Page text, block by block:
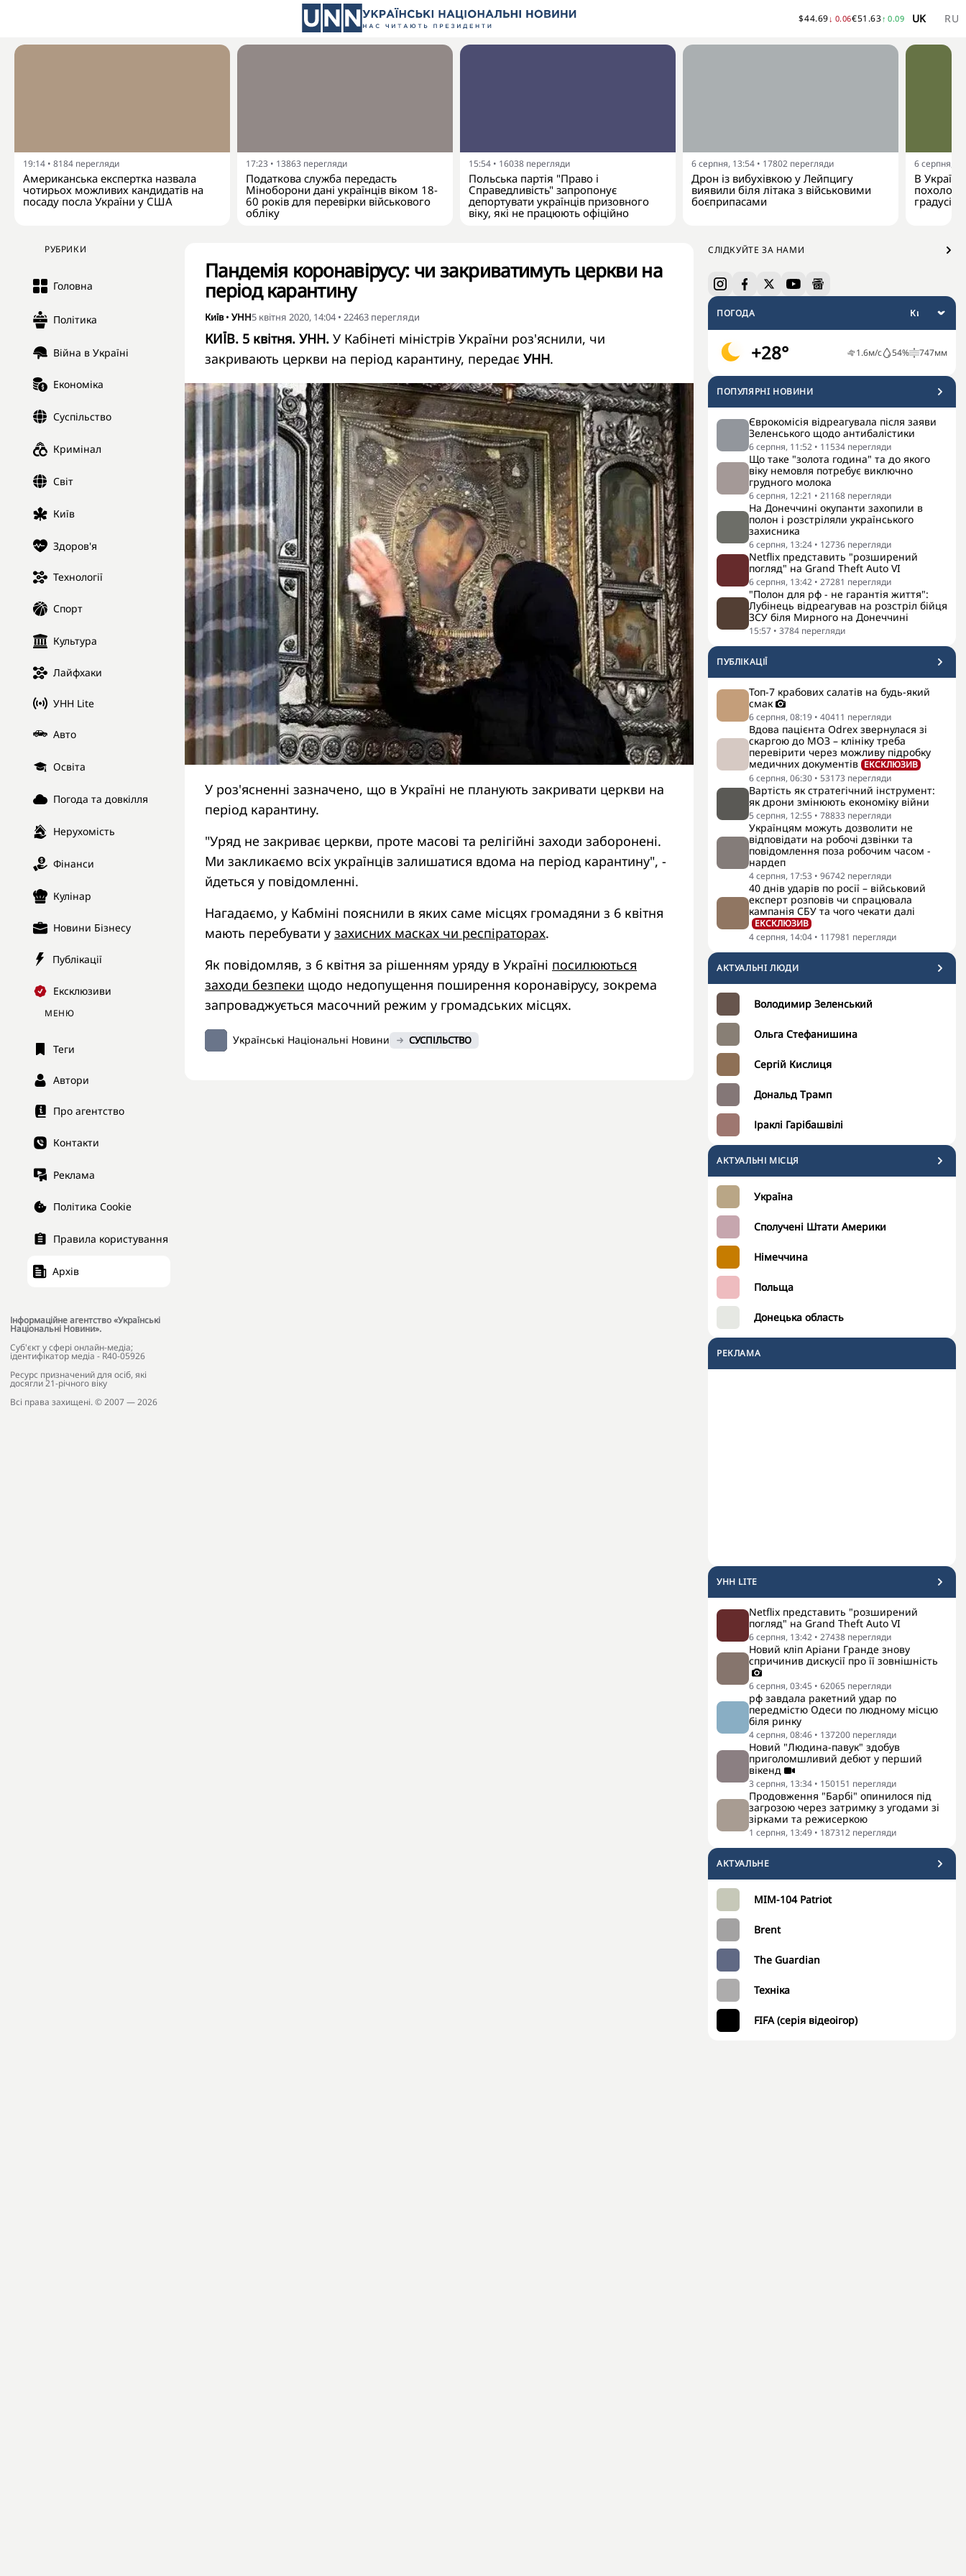
$44.69↓ 0.06€51.63↑ 0.09 UK RU
19:14 • 8184 перегляди
Американська експертка назвала
чотирьох можливих кандидатів на
посаду посла України у США
17:23 • 13863 перегляди
Податкова служба передасть
Міноборони дані українців віком 18-
60 років для перевірки військового
обліку
15:54 • 16038 перегляди
Польська партія "Право і
Справедливість" запропонує
депортувати українців призовного
віку, які не працюють офіційно
6 серпня, 13:54 • 17802 перегляди
Дрон із вибухівкою у Лейпцигу
виявили біля літака з військовими
боєприпасами
6 серпня,
В
градусів
РУБРИКИ
Головна
Політика
Війна в Україні
Економіка
Суспільство
Кримінал
Світ
Київ
Здоров'я
Технології
Спорт
Культура
Лайфхаки
УНН Lite
Авто
Освіта
Погода та довкілля
Нерухомість
Фінанси
Кулінар
Новини Бізнесу
Публікації
Ексклюзиви
МЕНЮ
Теги
Автори
Про агентство
Контакти
Реклама
Політика Cookie
Правила користування
Архів
Інформаційне агентство «Українські
Національні Новини».
Cуб'єкт у сфері онлайн-медіа;
ідентифікатор медіа - R40-05926
Ресурс призначений для осіб, які
досягли 21-річного віку
Всі права захищені. © 2007 — 2026
СЛІДКУЙТЕ ЗА НАМИ
ПОГОДА
+28° 1.6м/с 54% 747мм
ПОПУЛЯРНI НОВИНИ
Єврокомісія відреагувала після заяви
Зеленського щодо антибалістики
6 серпня, 11:52 • 11534 перегляди
Що таке "золота година" та до якого
віку немовля потребує виключно
грудного молока
6 серпня, 12:21 • 21168 перегляди
На Донеччині окупанти захопили в
полон і розстріляли українського
захисника
6 серпня, 13:24 • 12736 перегляди
Netflix представить "розширений
погляд" на Grand Theft Auto VI
6 серпня, 13:42 • 27281 перегляди
"Полон для рф - не гарантія життя":
Лубінець відреагував на розстріл бійця
ЗСУ біля Мирного на Донеччині
15:57 • 3784 перегляди
ПУБЛІКАЦІЇ
Топ-7 крабових салатів на будь-який
смак
6 серпня, 08:19 • 40411 перегляди
Вдова пацієнта Odrex звернулася зі
скаргою до МОЗ – клініку треба
перевірити через можливу підробку
медичних документів ЕКСКЛЮЗИВ
6 серпня, 06:30 • 53173 перегляди
Вартість як стратегічний інструмент:
як дрони змінюють економіку війни
5 серпня, 12:55 • 78833 перегляди
Українцям можуть дозволити не
відповідати на робочі дзвінки та
повідомлення поза робочим часом -
нардеп
4 серпня, 17:53 • 96742 перегляди
40 днів ударів по росії – військовий
експерт розповів чи спрацювала
кампанія СБУ та чого чекати далі
ЕКСКЛЮЗИВ
4 серпня, 14:04 • 117981 перегляди
АКТУАЛЬНI ЛЮДИ
Володимир Зеленський
Ольга Стефанишина
Сергій Кислиця
Дональд Трамп
Іраклі Гарібашвілі
АКТУАЛЬНІ МІСЦЯ
Україна
Сполучені Штати Америки
Німеччина
Польща
Донецька область
РЕКЛАМА
УНН LITE
Netflix представить "розширений
погляд" на Grand Theft Auto VI
6 серпня, 13:42 • 27438 перегляди
Новий кліп Аріани Гранде знову
спричинив дискусії про її зовнішність
6 серпня, 03:45 • 62065 перегляди
рф завдала ракетний удар по
передмістю Одеси по людному місцю
біля ринку
4 серпня, 08:46 • 137200 перегляди
Новий "Людина-павук" здобув
приголомшливий дебют у перший
вікенд
3 серпня, 13:34 • 150151 перегляди
Продовження "Барбі" опинилося під
загрозою через затримку з угодами зі
зірками та режисеркою
1 серпня, 13:49 • 187312 перегляди
АКТУАЛЬНЕ
MIM-104 Patriot
Brent
The Guardian
Техніка
FIFA (серія відеоігор)
Пандемія коронавірусу: чи закриватимуть церкви на
період карантину
Київ• УНН5 квітня 2020, 14:04• 22463 перегляди
КИЇВ. 5 квітня. УНН. У Кабінеті міністрів України роз'яснили, чи
закривають церкви на період карантину, передає УНН.
У роз'ясненні зазначено, що в Україні не планують закривати церкви на
період карантину.
"Уряд не закриває церкви, проте масові та релігійні заходи заборонені.
Ми закликаємо всіх українців залишатися вдома на період карантину", -
йдеться у повідомленні.
Нагадаємо, у Кабміні пояснили в яких саме місцях громадяни з 6 квітня
мають перебувати у захисних масках чи респіраторах.
Як повідомляв, з 6 квітня за рішенням уряду в Україні посилюються
заходи безпеки щодо недопущення поширення коронавірусу, зокрема
запроваджується масочний режим у громадських місцях.
Українські Національні Новини СУСПІЛЬСТВО